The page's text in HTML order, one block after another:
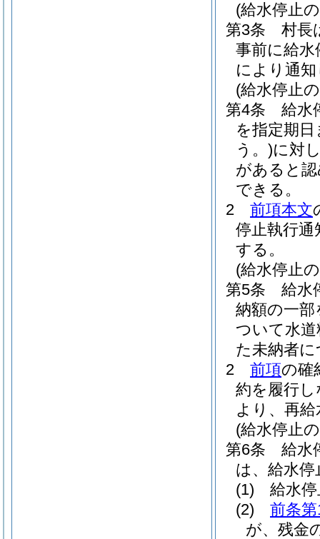
(給水停止
第3条
村長
事前に給水
により通
(給水停止
第4条
給水
を指定期
う。)に対
があると
できる。
2
前項本文
停止執行通
する。
(給水停止
第5条
給水
納額の一
ついて水道
た未納者
2
前項の確
約を履行し
より、再
(給水停止
第6条
給水
は、給水
(1)
給水
(2)
前条
が、残金